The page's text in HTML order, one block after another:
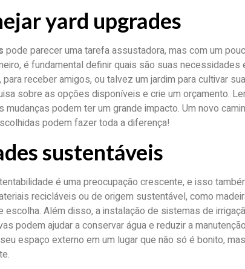
yard upgrades
pode parecer uma tarefa assustadora, mas com um
é fundamental definir quais são suas necessidades
receber amigos, ou talvez um jardim para cultivar
sobre as opções disponíveis e crie um orçamento.
mudanças podem ter um grande impacto. Um novo
podem fazer toda a diferença!
sustentáveis
é uma preocupação crescente, e isso
recicláveis ou de origem sustentável, como
escolha. Além disso, a instalação de sistemas de
podem ajudar a conservar água e reduzir a
espaço externo em um lugar que não só é bonito,